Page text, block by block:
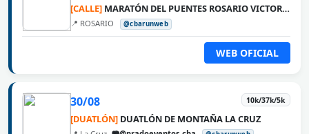
[CALLE] MARATÓN DEL PUENTES ROSARIO VICTORIA
📍 ROSARIO @cbarunweb
WEB OFICIAL
30/08 10k/37k/5k
[DUATLÓN] DUATLÓN DE MONTAÑA LA CRUZ